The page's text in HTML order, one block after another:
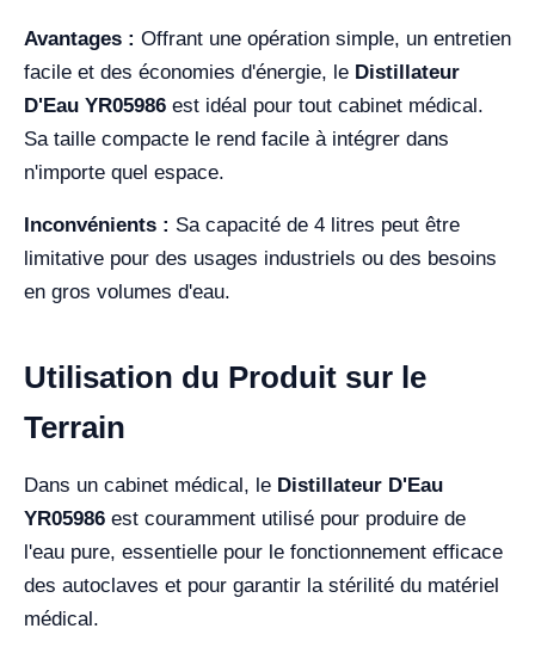
Avantages : Offrant une opération simple, un entretien
facile et des économies d'énergie, le Distillateur
D'Eau YR05986 est idéal pour tout cabinet médical.
Sa taille compacte le rend facile à intégrer dans
n'importe quel espace.
Inconvénients : Sa capacité de 4 litres peut être
limitative pour des usages industriels ou des besoins
en gros volumes d'eau.
Utilisation du Produit sur le
Terrain
Dans un cabinet médical, le Distillateur D'Eau
YR05986 est couramment utilisé pour produire de
l'eau pure, essentielle pour le fonctionnement efficace
des autoclaves et pour garantir la stérilité du matériel
médical.